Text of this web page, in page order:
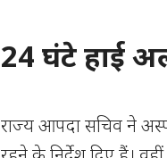
24 घंटे हाई
राज्य आपदा सचिव ने